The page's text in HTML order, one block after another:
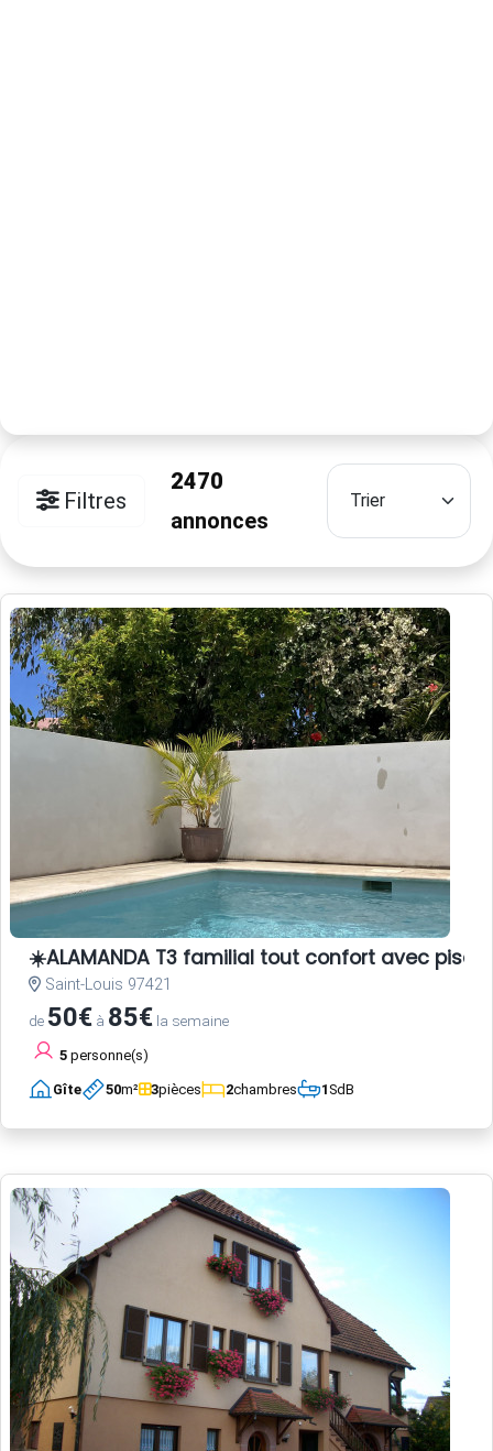
Filtres
2470
annonces
☀️ALAMANDA T3 familial tout confort avec
Saint-Louis 97421
de 50€ à 85€ la semaine
5 personne(s)
Gîte 50m² 3pièces 2chambres 1SdB